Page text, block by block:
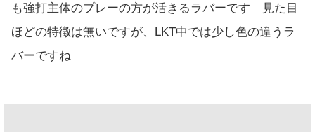
も強打主体のプレーの方が活きるラバーです 見た目
ほどの特徴は無いですが、LKT中では少し色の違うラ
バーですね